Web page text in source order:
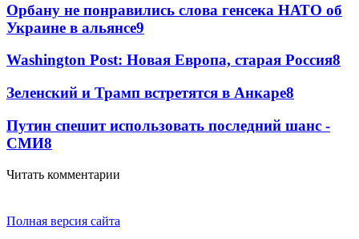
Орбану не понравились слова генсека НАТО об
Украине в альянсе9
Washington Post: Новая Европа, старая Россия8
Зеленский и Трамп встретятся в Анкаре8
Путин спешит использовать последний шанс -
СМИ8
Читать комментарии
Полная версия сайта